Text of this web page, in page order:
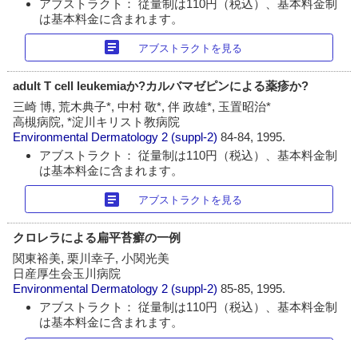
アブストラクト： 従量制は110円（税込）、基本料金制
は基本料金に含まれます。
article アブストラクトを見る
adult T cell leukemiaか?カルバマゼピンによる薬疹か?
三崎 博, 荒木典子*, 中村 敬*, 伴 政雄*, 玉置昭治*
高槻病院, *淀川キリスト教病院
Environmental Dermatology 2 (suppl-2)84-84, 1995.
アブストラクト： 従量制は110円（税込）、基本料金制
は基本料金に含まれます。
article アブストラクトを見る
クロレラによる扁平苔癬の一例
関東裕美, 栗川幸子, 小関光美
日産厚生会玉川病院
Environmental Dermatology 2 (suppl-2)85-85, 1995.
アブストラクト： 従量制は110円（税込）、基本料金制
は基本料金に含まれます。